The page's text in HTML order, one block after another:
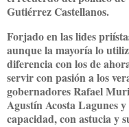
Gutiérrez Castellanos.
Forjado en las lides
aunque la mayoría lo
diferencia con los de
servir con pasión a los
gobernadores Rafael
Agustín Acosta Lagunes
capacidad, con astucia y